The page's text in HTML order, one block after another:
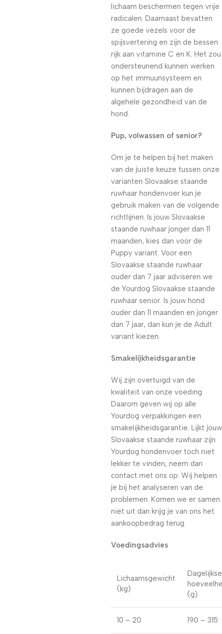
lichaam beschermen tegen vrije
radicalen. Daarnaast bevatten
ze goede vezels voor de
spijsvertering en zijn de bessen
rijk aan vitamine C en K. Het zou
ondersteunend kunnen werken
op het immuunsysteem en
kunnen bijdragen aan de
algehele gezondheid van de
hond.
Pup, volwassen of senior?
Om je te helpen bij het maken
van de juiste keuze tussen onze
varianten Slovaakse staande
ruwhaar hondenvoer kun je
gebruik maken van de volgende
richtlijnen. Is jouw Slovaakse
staande ruwhaar jonger dan 11
maanden, kies dan voor de
Puppy variant. Voor een
Slovaakse staande ruwhaar
ouder dan 7 jaar adviseren we
de Yourdog Slovaakse staande
ruwhaar senior. Is jouw hond
ouder dan 11 maanden en jonger
dan 7 jaar, dan kun je de Adult
variant kiezen.
Smakelijkheidsgarantie
Wij zijn overtuigd van de
kwaliteit van onze voeding.
Daarom geven wij op alle
Yourdog verpakkingen een
smakelijkheidsgarantie. Lijkt jouw
Slovaakse staande ruwhaar zijn
Yourdog hondenvoer toch niet
lekker te vinden, neem dan
contact met ons op. Wij helpen
je bij het analyseren van de
problemen. Komen we er samen
niet uit dan krijg je van ons het
aankoopbedrag terug.
Voedingsadvies
Lichaamsgewicht
(kg)
Dagelijkse
(g)
10 – 20 190 – 315